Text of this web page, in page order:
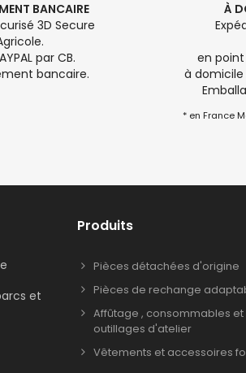
BANCAIRE
3D Secure
par CB.
bancaire.
À
en point
à
* en France
et
Produits
Pièces détachées d'origine
Pièces de rechange
Affûtage , consommables et
outillages d'atelier
Vêtements et accessoires